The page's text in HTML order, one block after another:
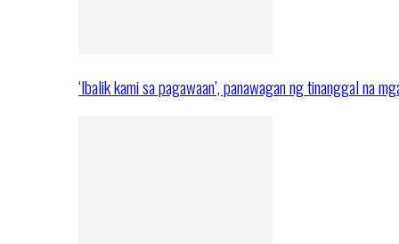
‘Ibalik kami sa pagawaan’, panawagan ng tinanggal na